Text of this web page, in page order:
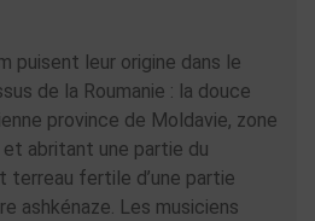
puisent leur origine dans le
de la Roumanie : la douce
province de Moldavie, zone
abritant une partie du
terreau fertile d’une partie
ashkénaze. Les musiciens